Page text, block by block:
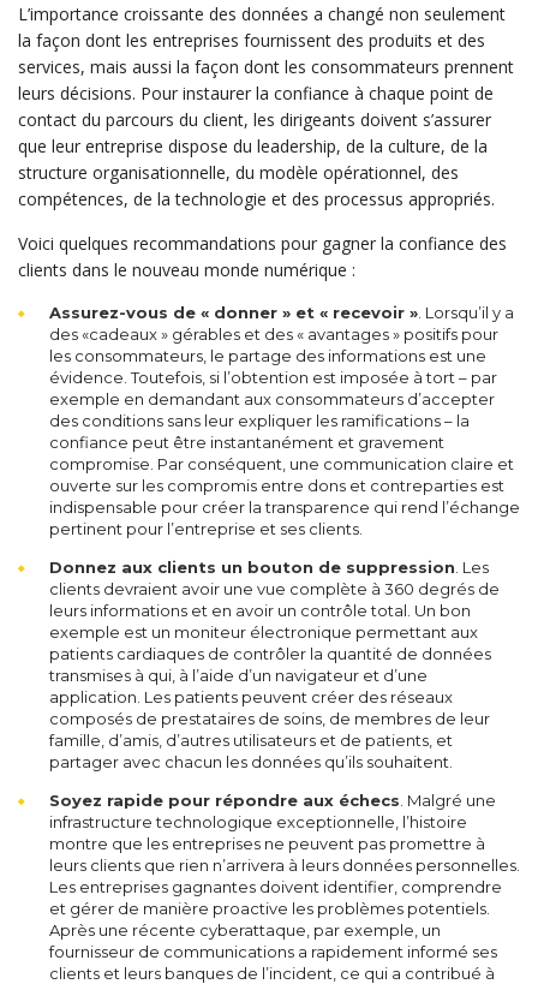
L’importance croissante des données a changé non seulement
la façon dont les entreprises fournissent des produits et des
services, mais aussi la façon dont les consommateurs prennent
leurs décisions. Pour instaurer la confiance à chaque point de
contact du parcours du client, les dirigeants doivent s’assurer
que leur entreprise dispose du leadership, de la culture, de la
structure organisationnelle, du modèle opérationnel, des
compétences, de la technologie et des processus appropriés.
Voici quelques recommandations pour gagner la confiance des
clients dans le nouveau monde numérique :
Assurez-vous de « donner » et « recevoir » . Lorsqu’il y a
des «cadeaux » gérables et des « avantages » positifs pour
les consommateurs, le partage des informations est une
évidence. Toutefois, si l’obtention est imposée à tort – par
exemple en demandant aux consommateurs d’accepter
des conditions sans leur expliquer les ramifications – la
confiance peut être instantanément et gravement
compromise. Par conséquent, une communication claire et
ouverte sur les compromis entre dons et contreparties est
indispensable pour créer la transparence qui rend l’échange
pertinent pour l’entreprise et ses clients.
Donnez aux clients un bouton de suppression . Les
clients devraient avoir une vue complète à 360 degrés de
leurs informations et en avoir un contrôle total. Un bon
exemple est un moniteur électronique permettant aux
patients cardiaques de contrôler la quantité de données
transmises à qui, à l’aide d’un navigateur et d’une
application. Les patients peuvent créer des réseaux
composés de prestataires de soins, de membres de leur
famille, d’amis, d’autres utilisateurs et de patients, et
partager avec chacun les données qu’ils souhaitent.
Soyez rapide pour répondre aux échecs . Malgré une
infrastructure technologique exceptionnelle, l’histoire
montre que les entreprises ne peuvent pas promettre à
leurs clients que rien n’arrivera à leurs données personnelles.
Les entreprises gagnantes doivent identifier, comprendre
et gérer de manière proactive les problèmes potentiels.
Après une récente cyberattaque, par exemple, un
fournisseur de communications a rapidement informé ses
clients et leurs banques de l’incident, ce qui a contribué à